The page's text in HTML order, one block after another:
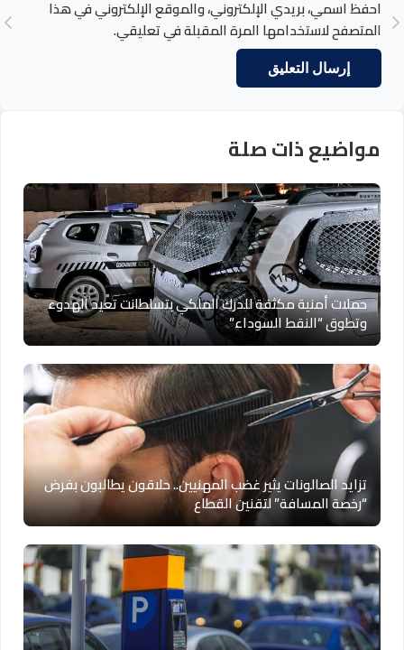
احفظ اسمي، بريدي الإلكتروني، والموقع الإلكتروني في هذا
المتصفح لاستخدامها المرة المقبلة في تعليقي.
مواضيع ذات صلة
حملات أمنية مكثفة للدرك الملكي بتسلطانت تعيد الهدوء
وتطوق “النقط السوداء”
تزايد الصالونات يثير غضب المهنيين.. حلاقون يطالبون بفرض
“رخصة المسافة” لتقنين القطاع